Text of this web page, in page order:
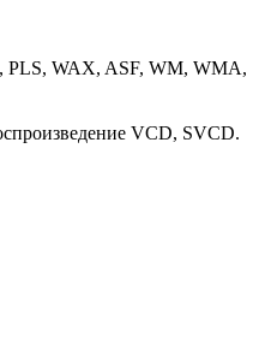
WAX, ASF, WM, WMA,
VCD, SVCD.